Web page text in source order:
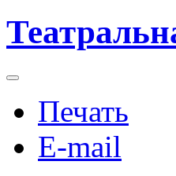
Печать
E-mail